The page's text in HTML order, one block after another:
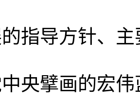
指导方针、
央擘画的宏